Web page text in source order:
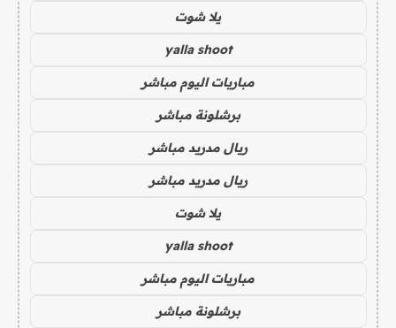
يلا شوت
yalla shoot
مباريات اليوم مباشر
برشلونة مباشر
ريال مدريد مباشر
ريال مدريد مباشر
يلا شوت
yalla shoot
مباريات اليوم مباشر
برشلونة مباشر